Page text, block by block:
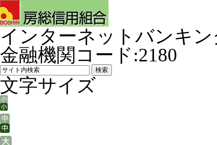
インターネットバンキ
金融機関コード:2180
文字サイズ